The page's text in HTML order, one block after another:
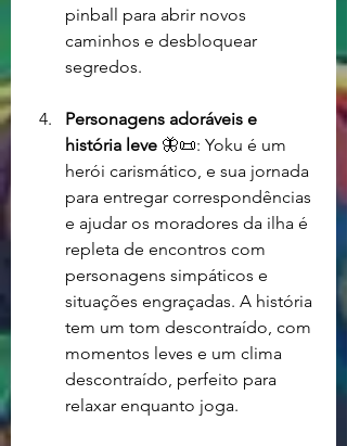
pinball para abrir novos
caminhos e desbloquear
segredos.
Personagens adoráveis e
história leve 🦋📜: Yoku é um
herói carismático, e sua jornada
para entregar correspondências
e ajudar os moradores da ilha é
repleta de encontros com
personagens simpáticos e
situações engraçadas. A história
tem um tom descontraído, com
momentos leves e um clima
descontraído, perfeito para
relaxar enquanto joga.